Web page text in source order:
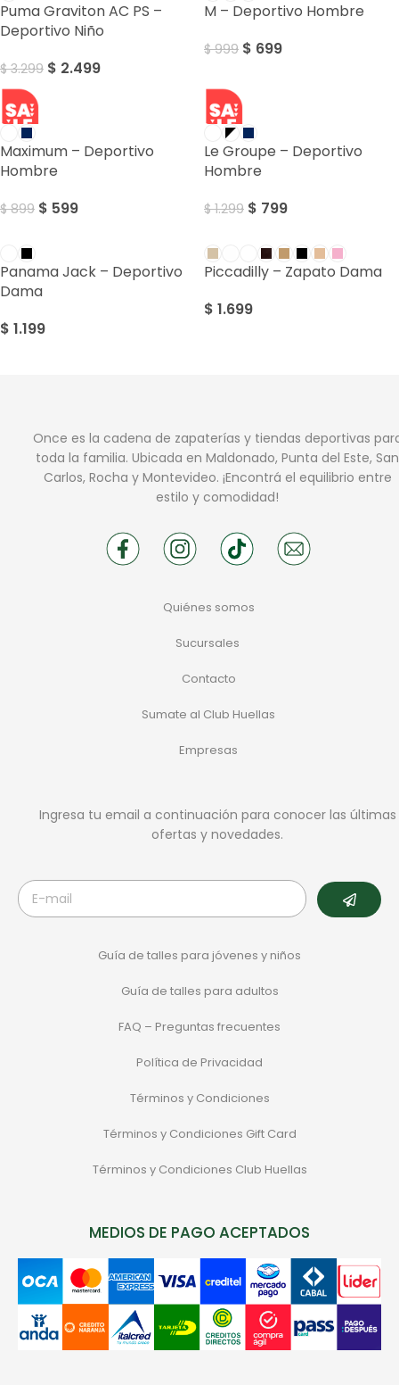
Puma Graviton AC PS –
Deportivo Niño
$3.299 $ 2.499
M – Deportivo Hombre
$999 $ 699
SALE
Maximum – Deportivo
Hombre
$899 $ 599
SALE
Le Groupe – Deportivo
Hombre
$1.299 $ 799
Panama Jack – Deportivo
Dama
$ 1.199
Piccadilly – Zapato Dama
$ 1.699
Once es la cadena de zapaterías y tiendas deportivas
toda la familia. Ubicada en Maldonado, Punta del Este, San
Carlos, Rocha y Montevideo. ¡Encontrá el equilibrio entre
estilo y comodidad!
Quiénes somos
Sucursales
Contacto
Sumate al Club Huellas
Empresas
Ingresa tu email a continuación para conocer las últimas
ofertas y novedades.
Guía de talles para jóvenes y niños
Guía de talles para adultos
FAQ – Preguntas frecuentes
Política de Privacidad
Términos y Condiciones
Términos y Condiciones Gift Card
Términos y Condiciones Club Huellas
MEDIOS DE PAGO ACEPTADOS